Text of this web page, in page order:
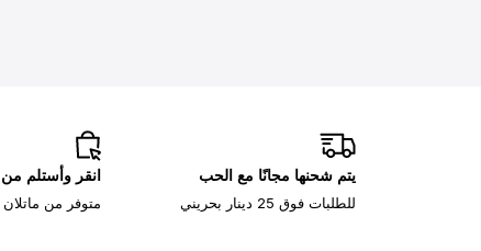
يتم شحنها مجانًا مع الحب
للطلبات فوق 25 دينار بحريني
انقر وأستلم
متوفر من ماتلان